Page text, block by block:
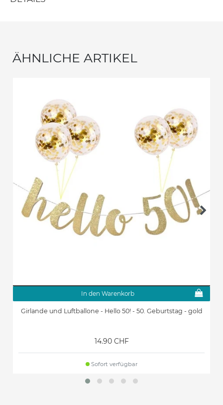
ÄHNLICHE ARTIKEL
In den Warenkorb
Girlande und Luftballone - Hello 50! - 50. Geburtstag - gold
14.90 CHF
Sofort verfügbar